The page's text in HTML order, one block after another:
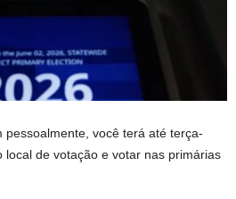
pessoalmente, você terá até terça-
de votação e votar nas primárias